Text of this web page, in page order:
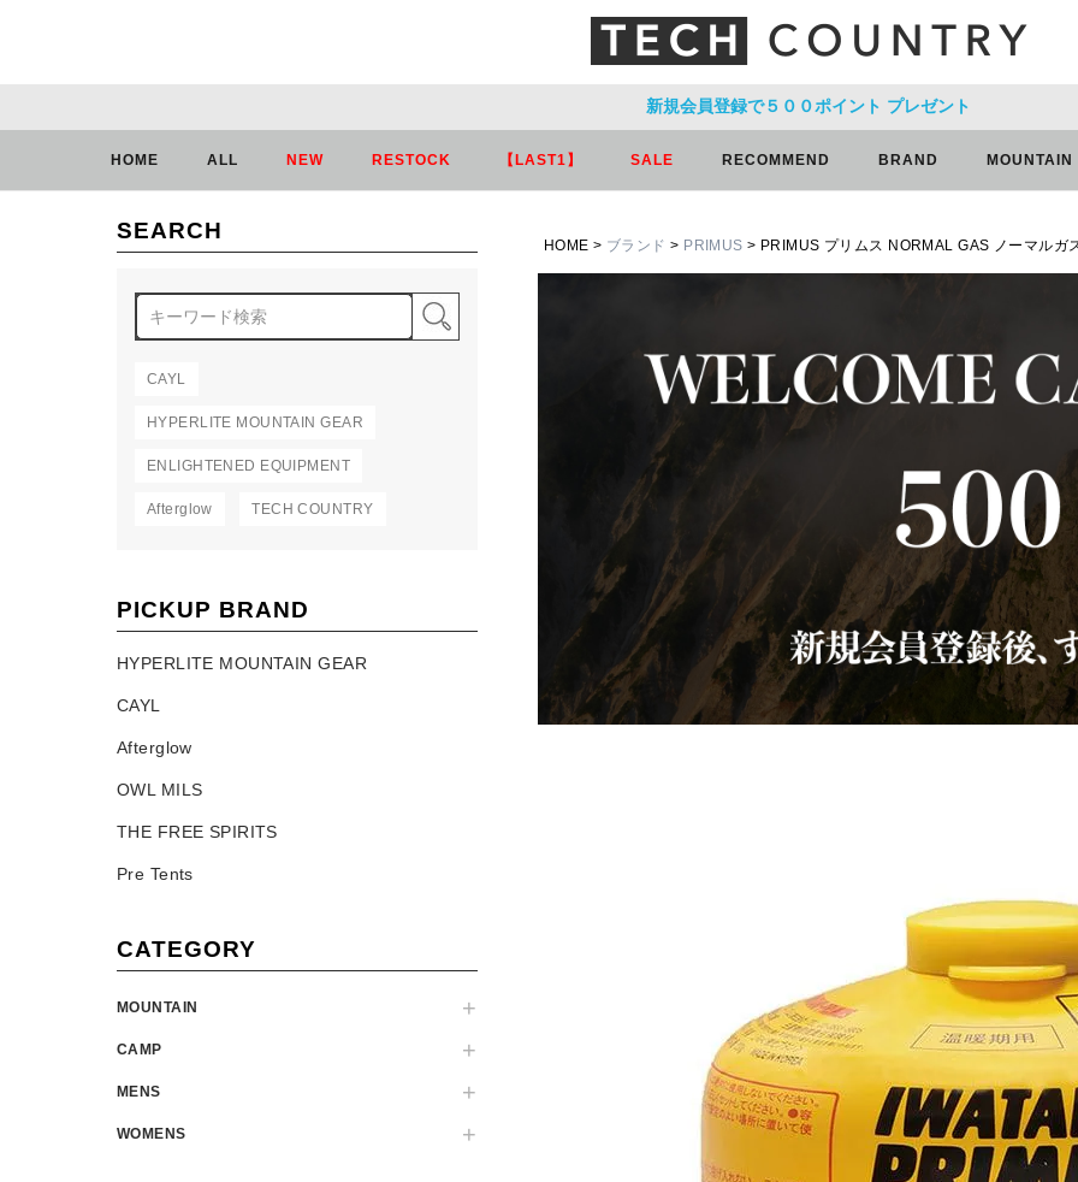
新規会員登録で５００ポイント プレゼント
HOME ALL NEW RESTOCK 【LAST1】 SALE RECOMMEND BRAND MOUNTAIN
SEARCH
CAYL
HYPERLITE MOUNTAIN GEAR
ENLIGHTENED EQUIPMENT
Afterglow TECH COUNTRY
PICKUP BRAND
HYPERLITE MOUNTAIN GEAR
CAYL
Afterglow
OWL MILS
THE FREE SPIRITS
Pre Tents
CATEGORY
MOUNTAIN
CAMP
MENS
WOMENS
HOME ブランド PRIMUS PRIMUS プリムス NORMAL GAS ノーマルガ